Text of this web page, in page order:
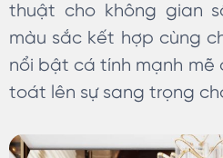
thuật cho không gian
màu sắc kết hợp cùng
nổi bật cá tính mạnh mẽ
toát lên sự sang trọng